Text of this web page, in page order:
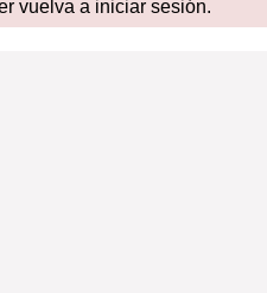
vuelva a iniciar sesión.